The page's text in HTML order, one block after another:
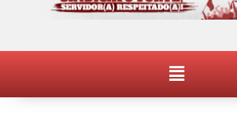
Menu